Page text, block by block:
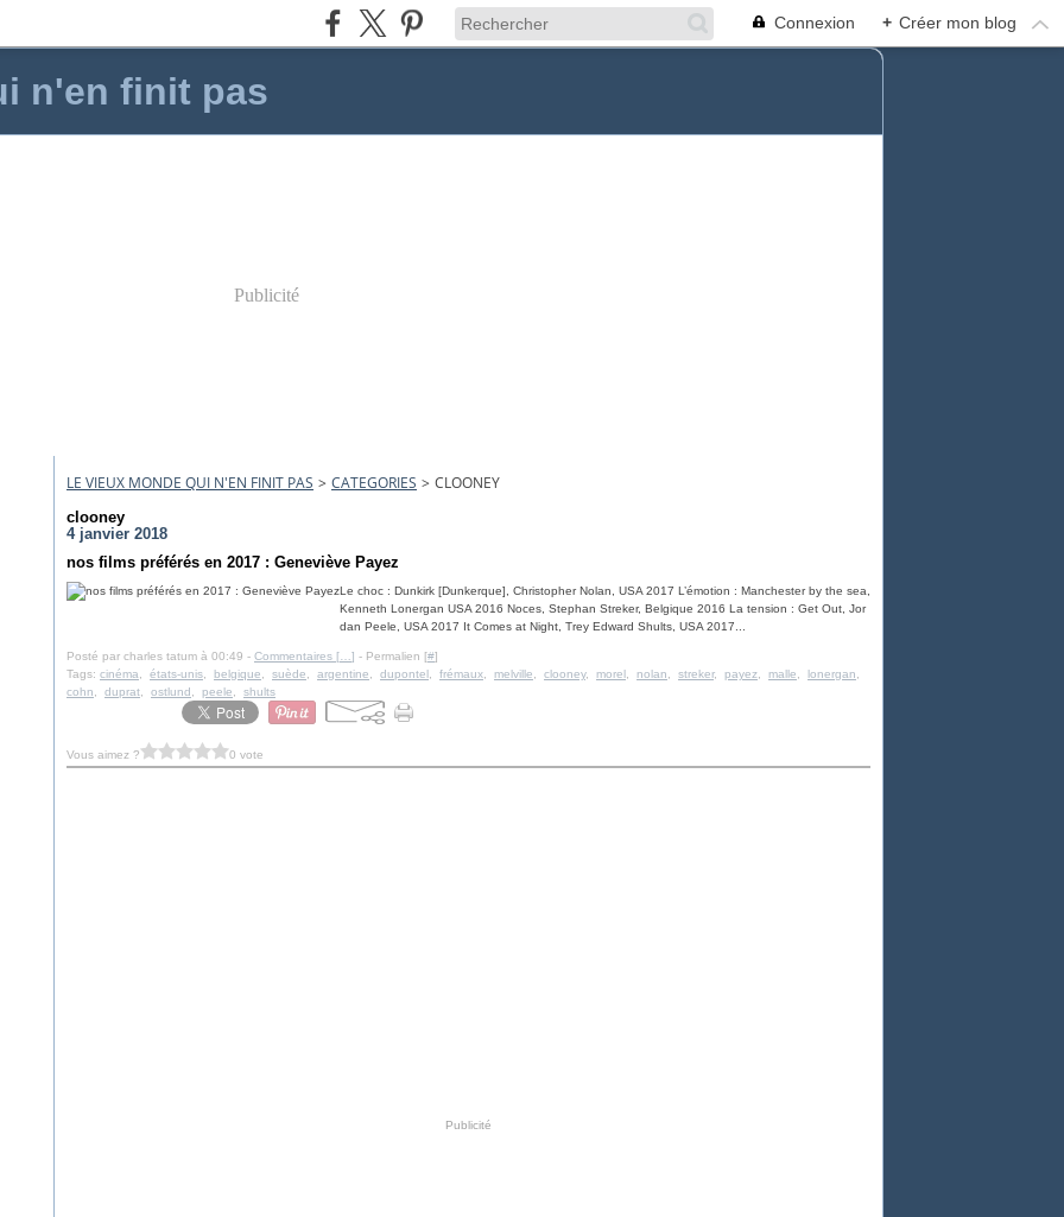
Connexion + Créer mon blog
n'en finit pas
Publicité
LE VIEUX MONDE QUI N'EN FINIT PAS > CATEGORIES > CLOONEY
clooney
4 janvier 2018
nos films préférés en 2017 : Geneviève Payez
Le choc : Dunkirk [Dunkerque], Christopher Nolan, USA 2017 L’émotion : Manchester by the sea,
Kenneth Lonergan USA 2016 Noces, Stephan Streker, Belgique 2016 La tension : Get Out, Jor
dan Peele, USA 2017 It Comes at Night, Trey Edward Shults, USA 2017...
Posté par charles tatum à 00:49 - Commentaires [ ] - Permalien [#]
Tags: cinéma états-unis belgique suède argentine dupontel frémaux melville clooney, morel nolan streker, payez malle lonergan
cohn
duprat ostlund peele shults
Vous aimez ? 0 vote
Publicité